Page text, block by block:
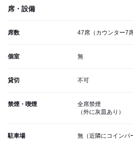
席・設備
席数 47席（カウンター7
個室 無
貸切 不可
禁煙・喫煙
全席禁煙
（外に灰皿あり）
駐車場 無（近隣にコインパ